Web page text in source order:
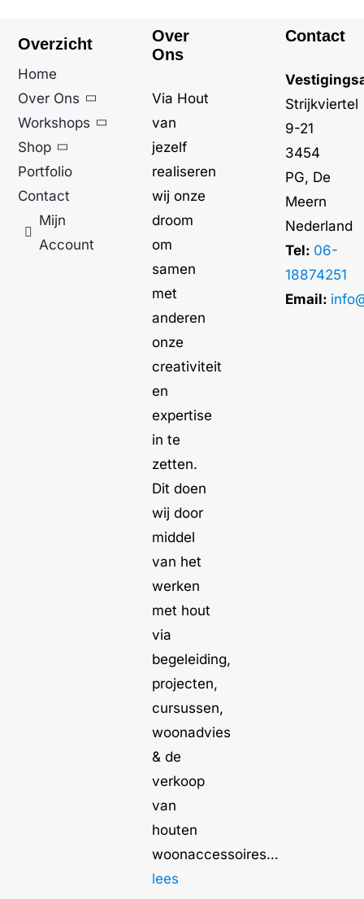
Overzicht
Home
Over Ons
Workshops
Shop
Portfolio
Contact
Mijn
Account
Over
Ons
Via Hout
van
jezelf
realiseren
wij onze
droom
om
samen
met
anderen
onze
creativiteit
en
expertise
in te
zetten.
Dit doen
wij door
middel
van het
werken
met hout
via
begeleiding,
projecten,
cursussen,
woonadvies
& de
verkoop
van
houten
woonaccessoires…
lees
Contact
Strijkviertel
9-21
3454
PG, De
Meern
Nederland
Tel: 06-
18874251
Email: